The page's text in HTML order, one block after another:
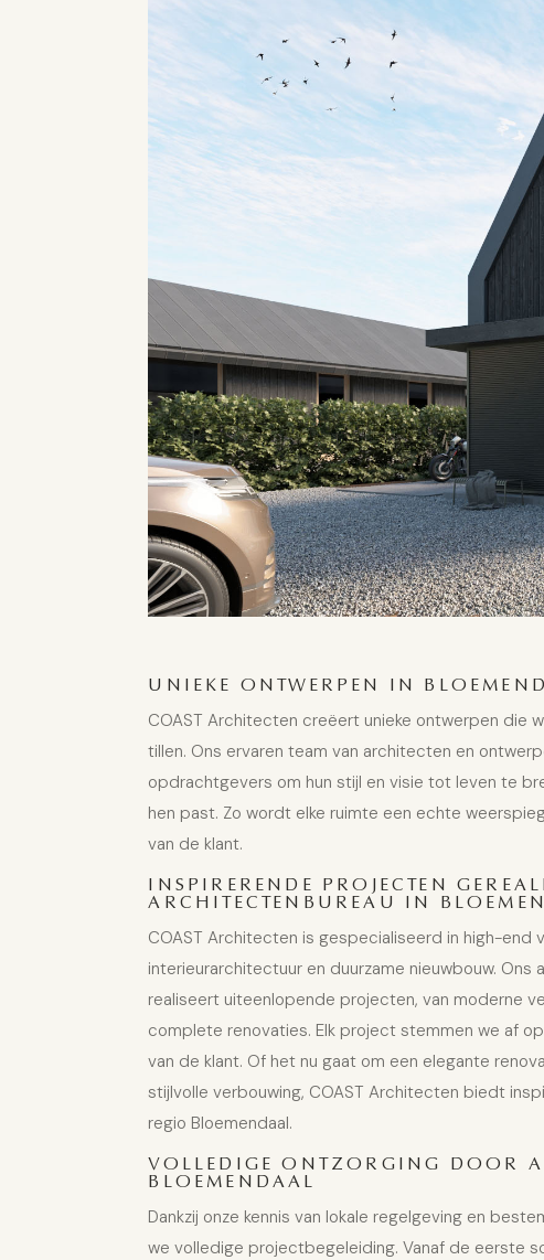
UNIEKE ONTWERPEN IN
COAST Architecten creëert unieke ontwerpen die
tillen. Ons ervaren team van architecten en
opdrachtgevers om hun stijl en visie tot leven te
hen past. Zo wordt elke ruimte een echte
van de klant.
INSPIRERENDE PROJECTEN
ARCHITECTENBUREAU IN
COAST Architecten is gespecialiseerd in high-end
interieurarchitectuur en duurzame nieuwbouw.
realiseert uiteenlopende projecten, van moderne
complete renovaties. Elk project stemmen we af
van de klant. Of het nu gaat om een elegante
stijlvolle verbouwing, COAST Architecten biedt
regio Bloemendaal.
VOLLEDIGE ONTZORGING DOOR
BLOEMENDAAL
Dankzij onze kennis van lokale regelgeving en
we volledige projectbegeleiding. Vanaf de eerste